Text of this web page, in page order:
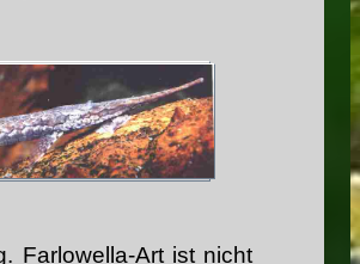
Farlowella-Art ist nicht